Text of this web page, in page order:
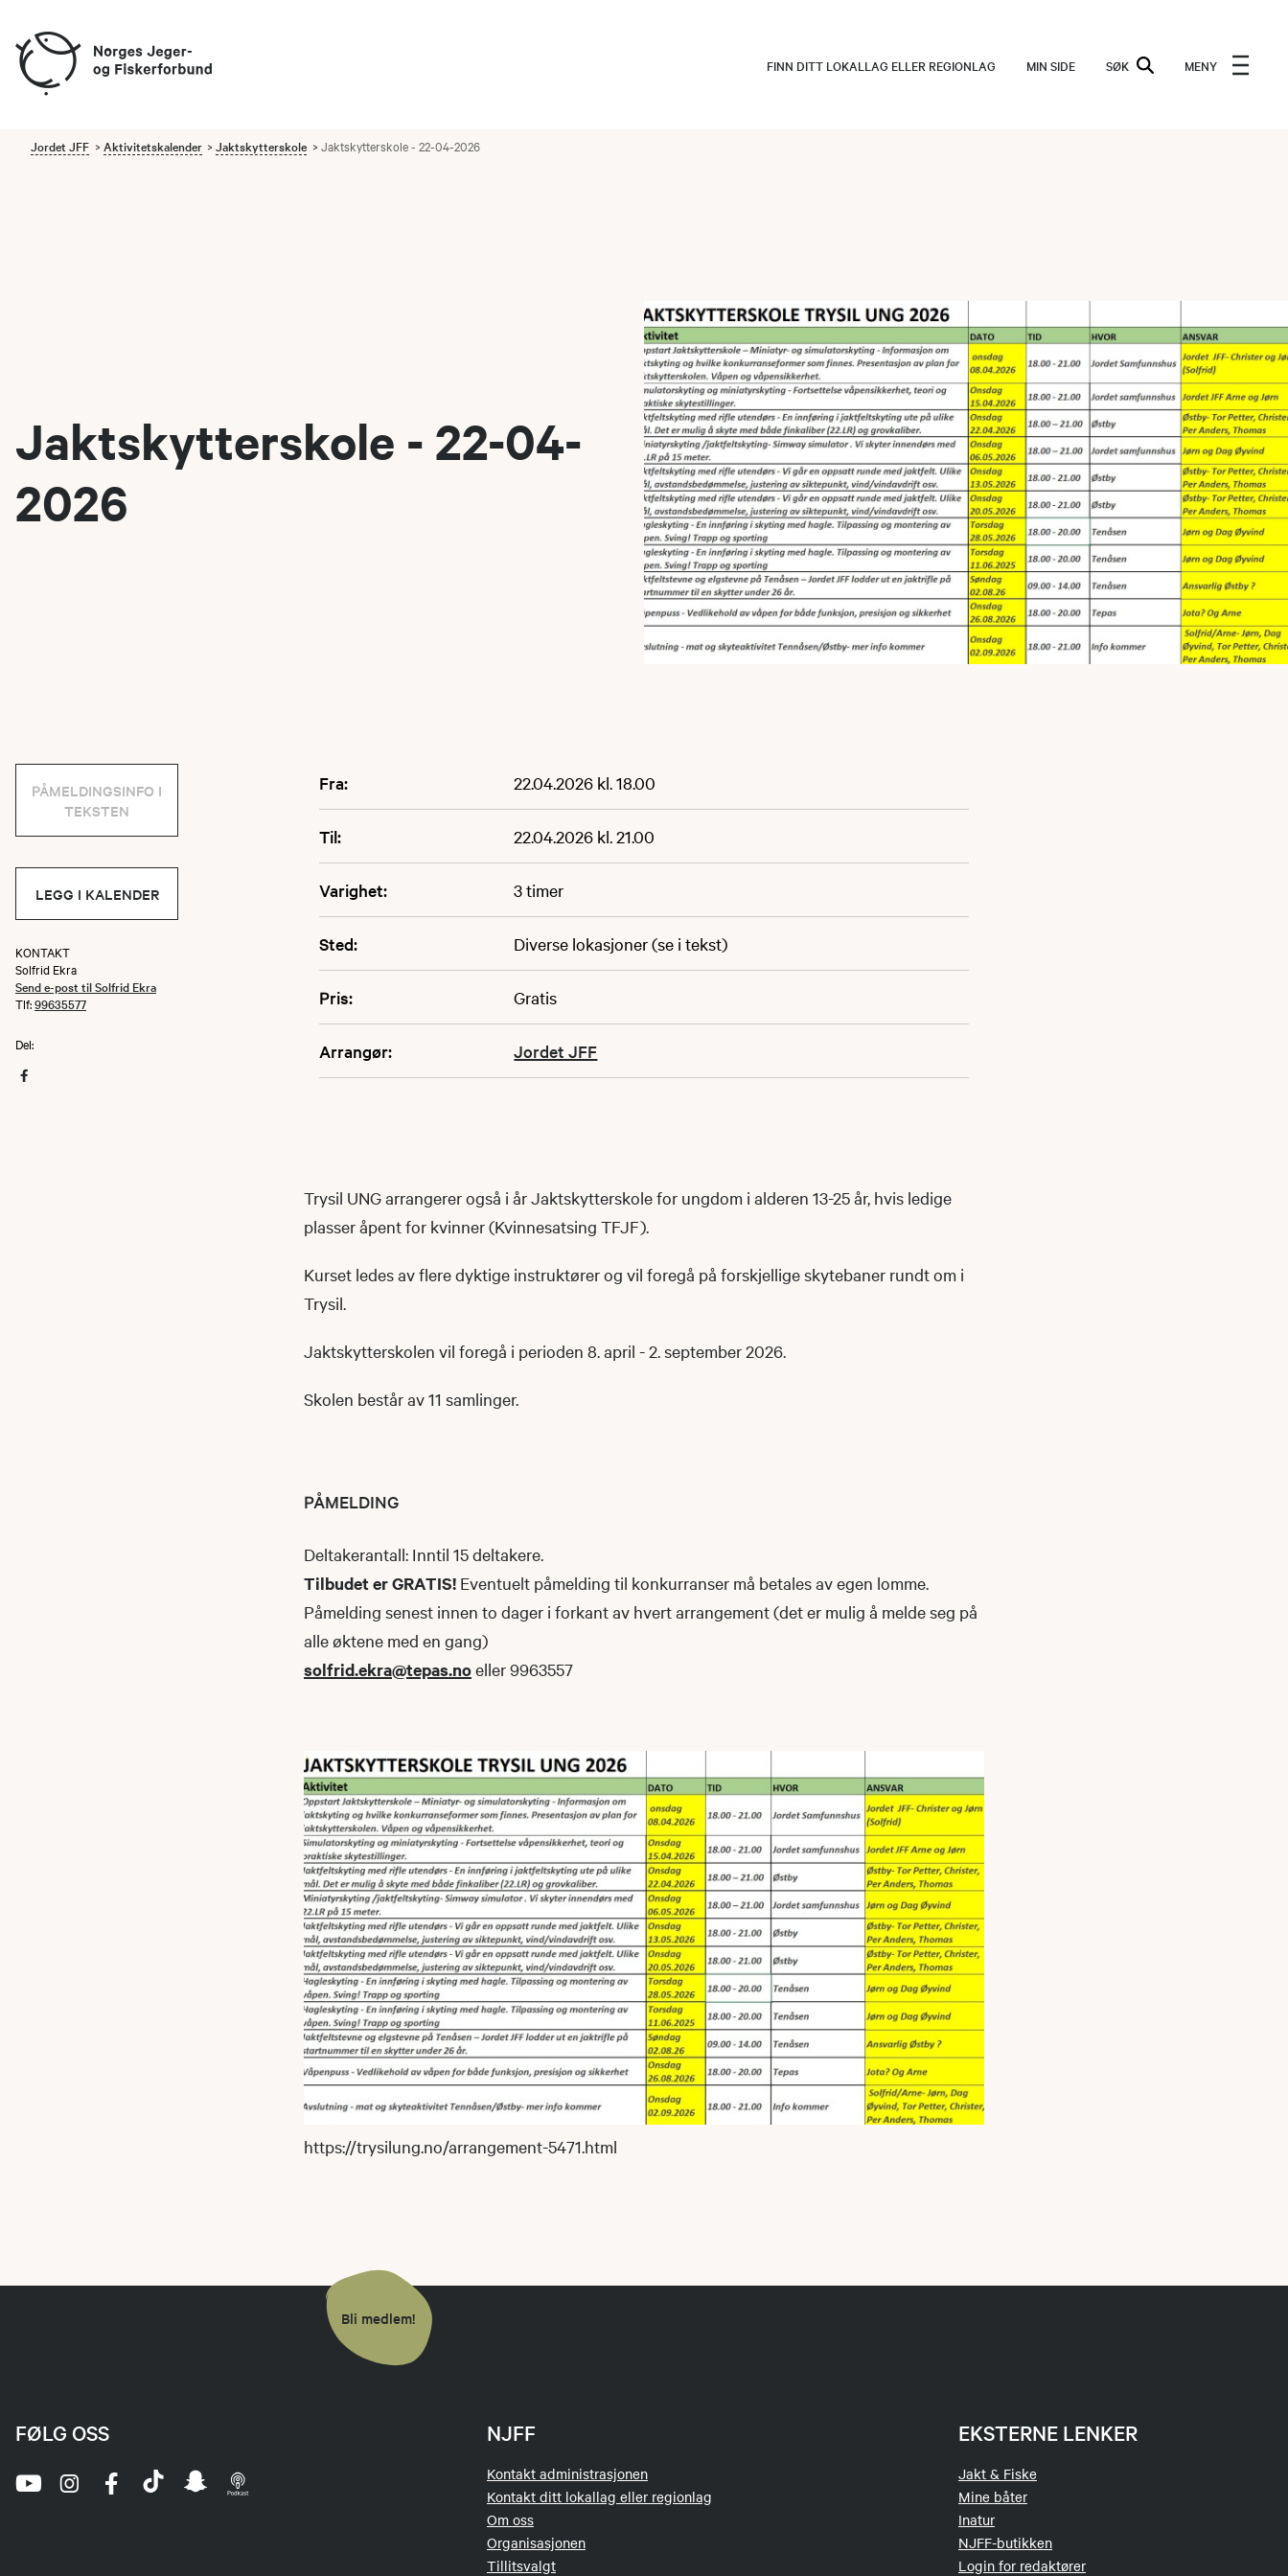
FINN DITT LOKALLAG ELLER REGIONLAG MIN SIDE SØK MENY
Jordet JFF Aktivitetskalender Jaktskytterskole Jaktskytterskole - 22-04-2026
Jaktskytterskole - 22-04-
2026
Fra: 22.04.2026 kl. 18.00
Til: 22.04.2026 kl. 21.00
Varighet: 3 timer
Sted: Diverse lokasjoner (se i tekst)
Pris: Gratis
Arrangør: Jordet JFF
PÅMELDINGSINFO I
TEKSTEN
LEGG I KALENDER
KONTAKT
Solfrid Ekra
Send e-post til Solfrid Ekra
Tlf:99635577
Del:
Trysil UNG arrangerer også i år Jaktskytterskole for ungdom i alderen 13-25 år, hvis ledige
plasser åpent for kvinner (Kvinnesatsing TFJF).
Kurset ledes av flere dyktige instruktører og vil foregå på forskjellige skytebaner rundt om i
Trysil.
Jaktskytterskolen vil foregå i perioden 8. april - 2. september 2026.
Skolen består av 11 samlinger.
PÅMELDING
Deltakerantall: Inntil 15 deltakere.
Tilbudet er GRATIS! Eventuelt påmelding til konkurranser må betales av egen lomme.
Påmelding senest innen to dager i forkant av hvert arrangement (det er mulig å melde seg på
alle øktene med en gang)
solfrid.ekra@tepas.noeller 9963557
https://trysilung.no/arrangement-5471.html
Bli medlem!
NJFF
Kontakt administrasjonen
Kontakt ditt lokallag eller regionlag
Om oss
Organisasjonen
Tillitsvalgt
EKSTERNE LENKER
Jakt & Fiske
Mine båter
Inatur
NJFF-butikken
Login for redaktører
FØLG OSS